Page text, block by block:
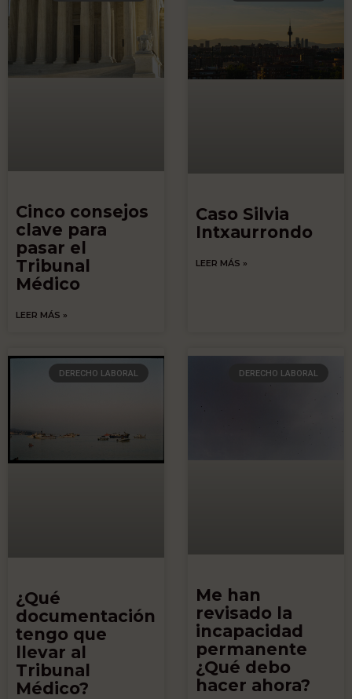
Cinco consejos
clave para
pasar el
Tribunal
Médico
LEER MÁS »
Caso Silvia
Intxaurrondo
LEER MÁS »
DERECHO LABORAL
¿Qué
documentación
tengo que
llevar al
Tribunal
Médico?
DERECHO LABORAL
Me han
revisado la
incapacidad
permanente
¿Qué debo
hacer ahora?